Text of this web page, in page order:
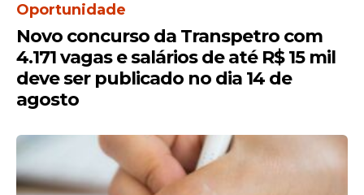
Oportunidade
Novo concurso da Transpetro com
4.171 vagas e salários de até R$ 15 mil
deve ser publicado no dia 14 de
agosto